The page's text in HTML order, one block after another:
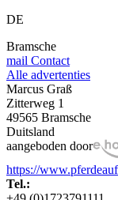
DE
Bramsche
mail Contact
Alle advertenties
Marcus Graß
Zitterweg 1
49565 Bramsche
Duitsland
aangeboden door
https://
Tel.: